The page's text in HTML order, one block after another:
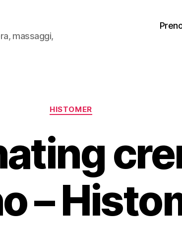
massaggi,
Categorie
HISTOMER
–